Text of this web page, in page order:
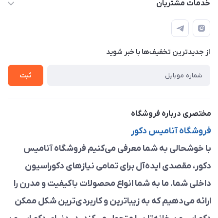
لیست محصولات
درباره ما
خدمات مشتریان
قوانین و مقررات
حریم خصوصی
راهنما
از جدید‌ترین تخفیف‌ها با‌ خبر شوید
ثبت
مختصری درباره فروشگاه
فروشگاه آنامیس دکور
با خوشحالی به شما معرفی می‌کنیم فروشگاه آنامیس
دکور، مقصدی ایده‌آل برای تمامی نیازهای دکوراسیون
داخلی شما. ما به شما انواع محصولات باکیفیت و مدرن را
ارائه می‌دهیم که به زیباترین و کاربردی‌ترین شکل ممکن